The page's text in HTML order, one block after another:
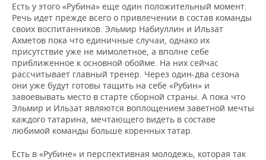
Есть у этого «Рубина» еще один положительный момент.
Речь идет прежде всего о привлечении в состав команды
своих воспитанников. Эльмир Набиуллин и Ильзат
Ахметов пока что единичные случаи, однако их
присутствие уже не мимолетное, а вполне себе
приближенное к основной обойме. На них сейчас
рассчитывает главный тренер. Через один-два сезона
они уже будут готовы тащить на себе «Рубин» и
завоевывать место в старте сборной страны. А пока что
Эльмир и Ильзат являются воплощением заветной мечты
каждого татарина, мечтающего видеть в составе
любимой команды больше коренных татар.
Есть в «Рубине» и перспективная молодежь, которая так